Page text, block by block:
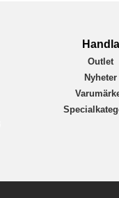
Handla
Outlet
Nyheter